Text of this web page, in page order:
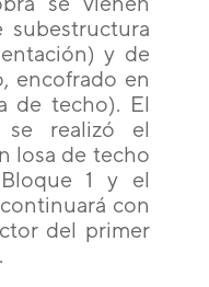
subestructura
y de
encofrado en
de techo). El
realizó el
losa de techo
1 y el
con
del primer